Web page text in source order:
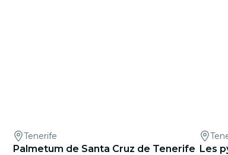
Tenerife
Palmetum de Santa Cruz de Tenerife Les